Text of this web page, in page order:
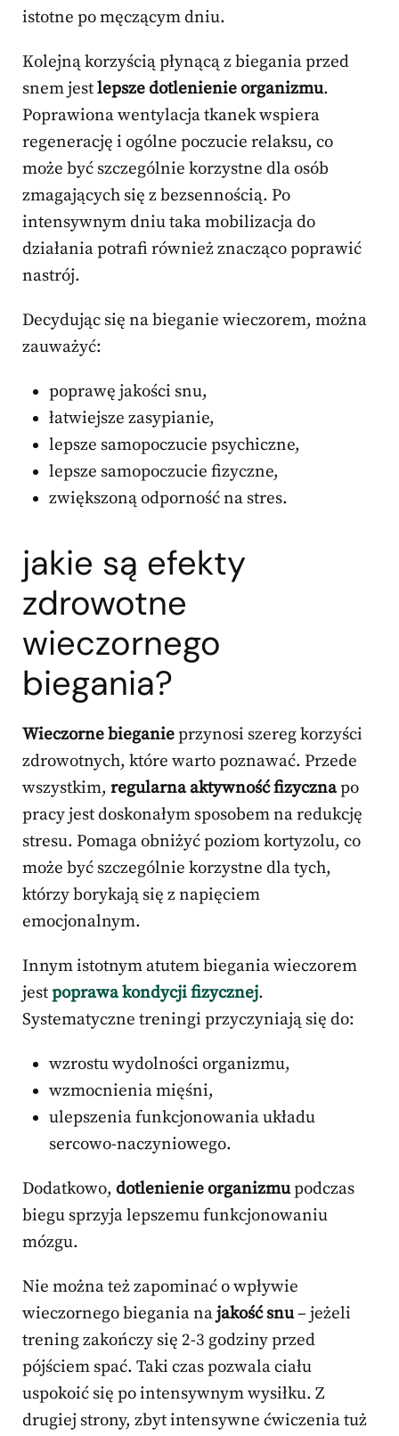
istotne po męczącym dniu.
Kolejną korzyścią płynącą z biegania przed
snem jestlepsze dotlenienie organizmu.
Poprawiona wentylacja tkanek wspiera
regenerację i ogólne poczucie relaksu, co
może być szczególnie korzystne dla osób
zmagających się z bezsennością. Po
intensywnym dniu taka mobilizacja do
działania potrafi również znacząco poprawić
nastrój.
Decydując się na bieganie wieczorem, można
zauważyć:
poprawę jakości snu,
łatwiejsze zasypianie,
lepsze samopoczucie psychiczne,
lepsze samopoczucie fizyczne,
zwiększoną odporność na stres.
jakie są efekty
zdrowotne
wieczornego
biegania?
Wieczorne bieganieprzynosi szereg korzyści
zdrowotnych, które warto poznawać. Przede
wszystkim, regularna aktywność fizycznapo
pracy jest doskonałym sposobem na redukcję
stresu. Pomaga obniżyć poziom kortyzolu, co
może być szczególnie korzystne dla tych,
którzy borykają się z napięciem
emocjonalnym.
Innym istotnym atutem biegania wieczorem
jestpoprawa kondycji fizycznej.
Systematyczne treningi przyczyniają się do:
wzrostu wydolności organizmu,
wzmocnienia mięśni,
ulepszenia funkcjonowania układu
sercowo-naczyniowego.
Dodatkowo, dotlenienie organizmupodczas
biegu sprzyja lepszemu funkcjonowaniu
mózgu.
Nie można też zapominać o wpływie
wieczornego biegania najakość snu– jeżeli
trening zakończy się 2-3 godziny przed
pójściem spać. Taki czas pozwala ciału
uspokoić się po intensywnym wysiłku. Z
drugiej strony, zbyt intensywne ćwiczenia tuż